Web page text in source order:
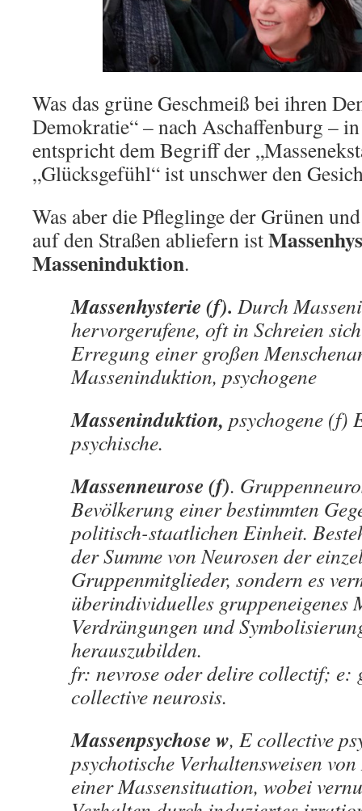
Was das grüne Geschmeiß bei ihren
Demokratie“ – nach Aschaffenburg –
entspricht dem Begriff der
„Glücksgefühl“ ist unschwer den
Was aber die Pfleglinge der Grünen
auf den Straßen abliefern ist
Masseninduktion.
Massenhysterie (f). Durch
hervorgerufene, oft in Schreien
Erregung einer großen
Masseninduktion, psychogene
Masseninduktion, psychogene (f)
psychische.
Massenneurose (f).
Bevölkerung einer bestimmten
politisch-staatlichen Einheit.
der Summe von Neurosen der
Gruppenmitglieder, sondern es
überindividuelles gruppeneigenes
Verdrängungen und
herauszubilden.
fr: nevrose oder delire collectif; e:
collective neurosis.
Massenpsychose w, E collective
psychotische Verhaltensweisen
einer Massensituation, wobei